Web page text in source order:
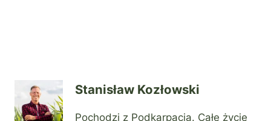
Stanisław Kozłowski
Pochodzi z Podkarpacia. Całe życie